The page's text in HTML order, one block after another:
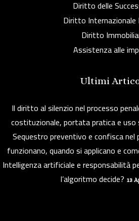
Diritto delle
Diritto
Diritto
Assistenza alle
Ultimi
Il diritto al silenzio nel processo
costituzionale, portata pratica e
Sequestro preventivo e confisca nel
funzionano, quando si applicano e
Intelligenza artificiale e responsabilità
l’algoritmo decide? 13